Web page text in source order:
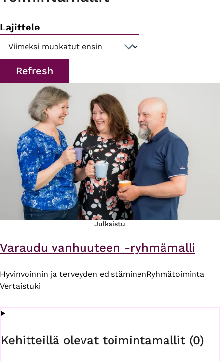
Lajittele
Julkaistu
Varaudu vanhuuteen -ryhmämalli
Hyvinvoinnin ja terveyden edistäminenRyhmätoiminta
Vertaistuki
Kehitteillä olevat toimintamallit (0)